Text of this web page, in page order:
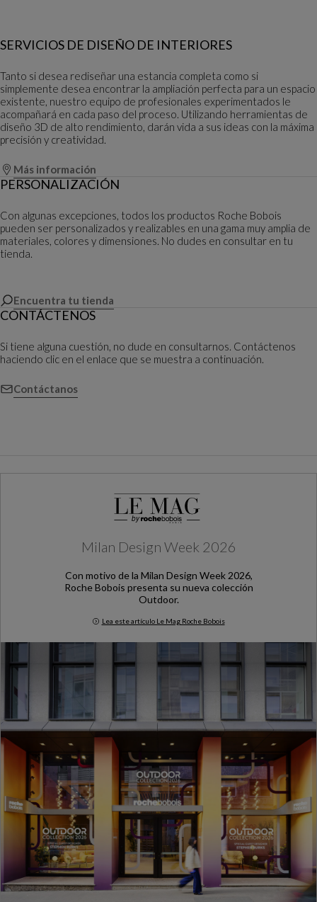
SERVICIOS DE DISEÑO DE INTERIORES
Tanto si desea rediseñar una estancia completa como si
simplemente desea encontrar la ampliación perfecta para un espacio
existente, nuestro equipo de profesionales experimentados le
acompañará en cada paso del proceso. Utilizando herramientas de
diseño 3D de alto rendimiento, darán vida a sus ideas con la máxima
precisión y creatividad.
Más información
PERSONALIZACIÓN
Con algunas excepciones, todos los productos Roche Bobois
pueden ser personalizados y realizables en una gama muy amplia de
materiales, colores y dimensiones. No dudes en consultar en tu
tienda.
Encuentra tu tienda
CONTÁCTENOS
Si tiene alguna cuestión, no dude en consultarnos. Contáctenos
haciendo clic en el enlace que se muestra a continuación.
Contáctanos
Milan Design Week 2026
Con motivo de la Milan Design Week 2026,
Roche Bobois presenta su nueva colección
Outdoor.
Lea este artículo Le Mag Roche Bobois
Milan Design Week 2026